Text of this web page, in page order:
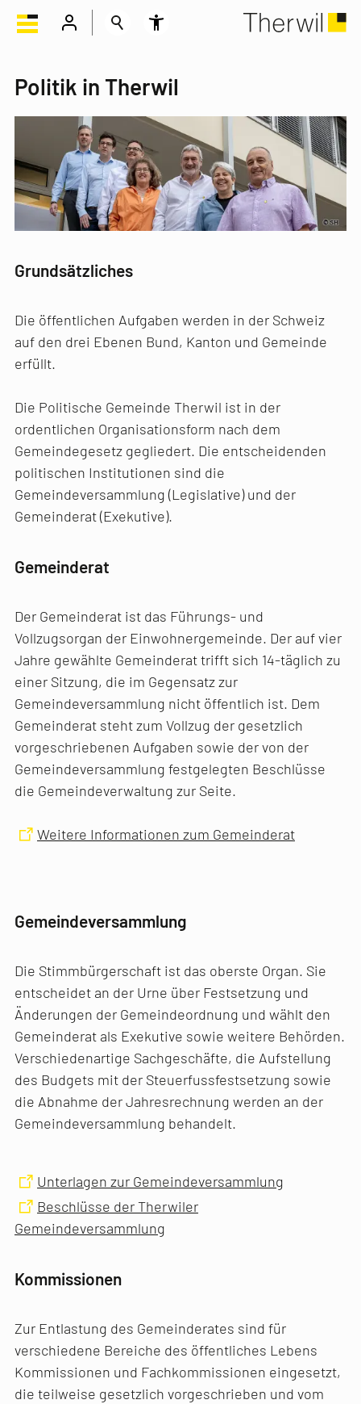
Politik in Therwil
Grundsätzliches
Die öffentlichen Aufgaben werden in der Schweiz
auf den drei Ebenen Bund, Kanton und Gemeinde
erfüllt.
Die Politische Gemeinde Therwil ist in der
ordentlichen Organisationsform nach dem
Gemeindegesetz gegliedert. Die entscheidenden
politischen Institutionen sind die
Gemeindeversammlung (Legislative) und der
Gemeinderat (Exekutive).
Gemeinderat
Der Gemeinderat ist das Führungs- und
Vollzugsorgan der Einwohnergemeinde. Der auf vier
Jahre gewählte Gemeinderat trifft sich 14-täglich zu
einer Sitzung, die im Gegensatz zur
Gemeindeversammlung nicht öffentlich ist. Dem
Gemeinderat steht zum Vollzug der gesetzlich
vorgeschriebenen Aufgaben sowie der von der
Gemeindeversammlung festgelegten Beschlüsse
die Gemeindeverwaltung zur Seite.
Weitere Informationen zum Gemeinderat
Gemeindeversammlung
Die Stimmbürgerschaft ist das oberste Organ. Sie
entscheidet an der Urne über Festsetzung und
Änderungen der Gemeindeordnung und wählt den
Gemeinderat als Exekutive sowie weitere Behörden.
Verschiedenartige Sachgeschäfte, die Aufstellung
des Budgets mit der Steuerfussfestsetzung sowie
die Abnahme der Jahresrechnung werden an der
Gemeindeversammlung behandelt.
Unterlagen zur Gemeindeversammlung
Beschlüsse der Therwiler
Gemeindeversammlung
Kommissionen
Zur Entlastung des Gemeinderates sind für
verschiedene Bereiche des öffentliches Lebens
Kommissionen und Fachkommissionen eingesetzt,
die teilweise gesetzlich vorgeschrieben und vom